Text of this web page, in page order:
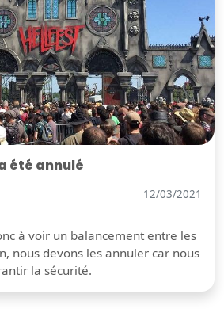
été annulé
12/03/2021
à voir un balancement entre les
nous devons les annuler car nous
la sécurité.